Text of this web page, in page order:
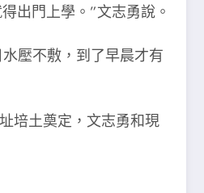
出門上學。”文志勇說。
壓不敷，到了早晨才有
培土奠定，文志勇和現